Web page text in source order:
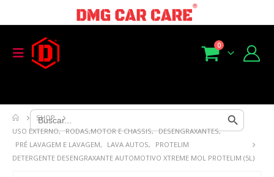
Search
for:
Search Button
0
SHOP
USO EXTERNO, RODAS,MOTOR E CHASSIS, DESENGRAXANTES,
PRÉ LAVAGEM E LAVAGEM, LAVA AUTOS,
PROTELIM
DETERGENTE DESENGRAXANTE AUTOMOTIVO XTREME MOL PROTELIM (5L)